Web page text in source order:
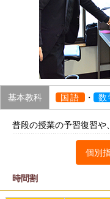
基本教科 国語 ・ 数
普段の授業の予習復習や
個別
時間割